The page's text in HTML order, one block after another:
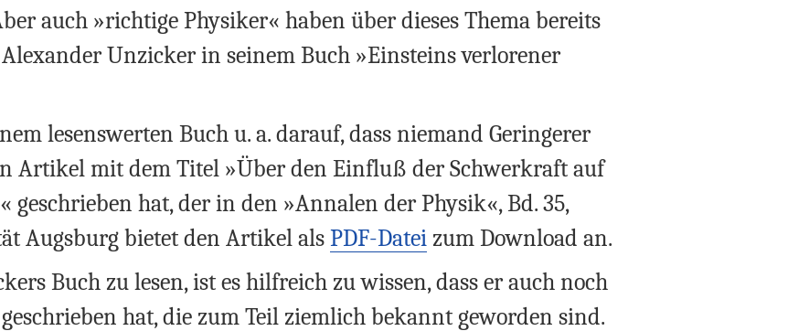
auch »richtige Physiker« haben über dieses Thema bereits
Alexander Unzicker in seinem Buch »Einsteins verlorener
lesenswerten Buch u. a. darauf, dass niemand Geringerer
Artikel mit dem Titel »Über den Einfluß der Schwerkraft auf
geschrieben hat, der in den »Annalen der Physik«, Bd. 35,
Augsburg bietet den Artikel als PDF-Datei zum Download an.
Buch zu lesen, ist es hilfreich zu wissen, dass er auch noch
hat, die zum Teil ziemlich bekannt geworden sind.